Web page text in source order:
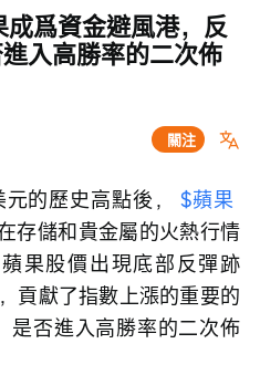
關注
爲資金避風港，反
入高勝率的二次佈
元的歷史高點後， $蘋果
存儲和貴金屬的火熱行情
果股價出現底部反彈跡
貢獻了指數上漲的重要的
是否進入高勝率的二次佈